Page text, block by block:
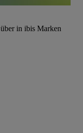
über in ibis Marken